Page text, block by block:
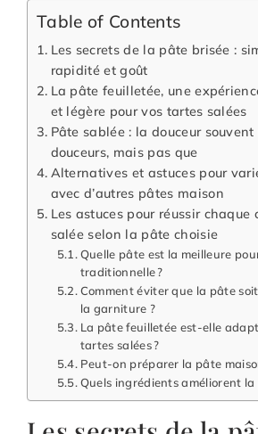
Table of Contents
Les secrets de la pâte brisée :
rapidité et goût
La pâte feuilletée, une
et légère pour vos tartes salées
Pâte sablée : la douceur
douceurs, mais pas que
Alternatives et astuces pour
avec d’autres pâtes maison
Les astuces pour réussir chaque
salée selon la pâte choisie
Quelle pâte est la meilleure
traditionnelle ?
Comment éviter que la pâte
la garniture ?
La pâte feuilletée est-elle
tartes salées ?
Peut-on préparer la pâte
Quels ingrédients améliorent la